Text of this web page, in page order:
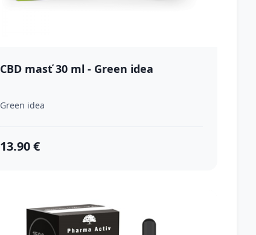
CBD masť 30 ml - Green idea
Green idea
13.90 €